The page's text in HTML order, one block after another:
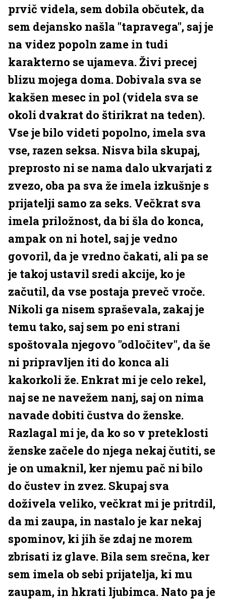
prvič videla, sem dobila občutek, da
sem dejansko našla "tapravega", saj je
na videz popoln zame in tudi
karakterno se ujameva. Živi precej
blizu mojega doma. Dobivala sva se
kakšen mesec in pol (videla sva se
okoli dvakrat do štirikrat na teden).
Vse je bilo videti popolno, imela sva
vse, razen seksa. Nisva bila skupaj,
preprosto ni se nama dalo ukvarjati z
zvezo, oba pa sva že imela izkušnje s
prijatelji samo za seks. Večkrat sva
imela priložnost, da bi šla do konca,
ampak on ni hotel, saj je vedno
govoril, da je vredno čakati, ali pa se
je takoj ustavil sredi akcije, ko je
začutil, da vse postaja preveč vroče.
Nikoli ga nisem spraševala, zakaj je
temu tako, saj sem po eni strani
spoštovala njegovo "odločitev", da še
ni pripravljen iti do konca ali
kakorkoli že. Enkrat mi je celo rekel,
naj se ne navežem nanj, saj on nima
navade dobiti čustva do ženske.
Razlagal mi je, da ko so v preteklosti
ženske začele do njega nekaj čutiti, se
je on umaknil, ker njemu pač ni bilo
do čustev in zvez. Skupaj sva
doživela veliko, večkrat mi je pritrdil,
da mi zaupa, in nastalo je kar nekaj
spominov, ki jih še zdaj ne morem
zbrisati iz glave. Bila sem srečna, ker
sem imela ob sebi prijatelja, ki mu
zaupam, in hkrati ljubimca. Nato pa je